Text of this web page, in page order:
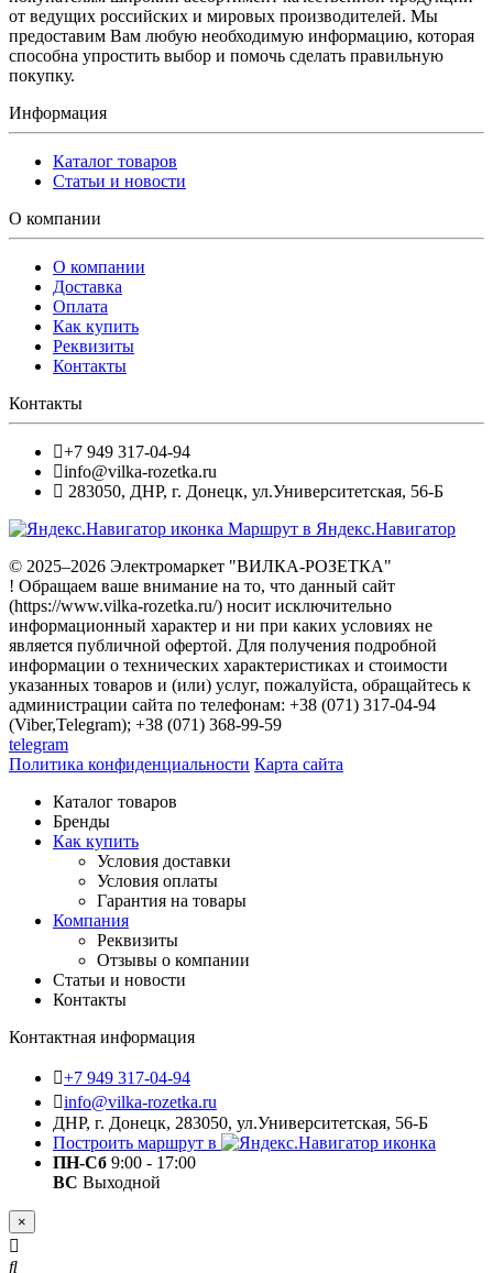
от ведущих российских и мировых производителей. Мы
предоставим Вам любую необходимую информацию, которая
способна упростить выбор и помочь сделать правильную
покупку.
Информация
Каталог товаров
Статьи и новости
О компании
О компании
Доставка
Оплата
Как купить
Реквизиты
Контакты
Контакты
+7 949 317-04-94
info@vilka-rozetka.ru
283050, ДНР, г. Донецк, ул.Университетская, 56-Б
Маршрут в Яндекс.Навигатор
© 2025–2026 Электромаркет "ВИЛКА-РОЗЕТКА"
! Обращаем ваше внимание на то, что данный сайт
(https://www.vilka-rozetka.ru/) носит исключительно
информационный характер и ни при каких условиях не
является публичной офертой. Для получения подробной
информации о технических характеристиках и стоимости
указанных товаров и (или) услуг, пожалуйста, обращайтесь к
администрации сайта по телефонам: +38 (071) 317-04-94
(Viber,Telegram); +38 (071) 368-99-59
telegram
Политика конфиденциальности Карта сайта
Каталог товаров
Бренды
Как купить
Условия доставки
Условия оплаты
Гарантия на товары
Компания
Реквизиты
Отзывы о компании
Статьи и новости
Контакты
Контактная информация
+7 949 317-04-94
info@vilka-rozetka.ru
ДНР, г. Донецк, 283050, ул.Университетская, 56-Б
Построить маршрут в
ПН-Сб 9:00 - 17:00
ВС Выходной
×